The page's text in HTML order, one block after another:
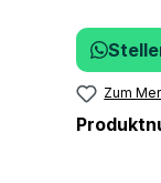
Zum